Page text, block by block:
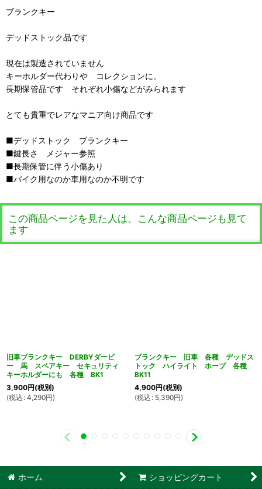
ブランクキー
デッドストック品です
現在は製造されていません
キーホルダー代わりや コレクションに。
長期保管品です それぞれ小傷などがみられます
とても貴重でレアなマニア向け商品です
■デッドストック ブランクキー
■鍵長さ メジャー参照
■長期保管に伴う小傷あり
■バイク用なのか車用なのか不明です
この商品ページを見た人は、こんな商品ページも見て
ます
旧車ブランクキー DERBYダービ
ー 馬 スペアキー セキュリティ
キーホルダーにも 各種 BK1
3,900円(税別)
(税込 : 4,290円)
ブランクキー 旧車 各種 デッドス
トック ハイライト ホープ 各種
BK11
4,900円(税別)
(税込 : 5,390円)
ホーム ショッピングカート